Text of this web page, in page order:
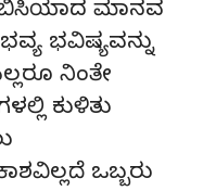
ಬಿಸಿಯಾದ ಮಾನವ
ಭವಿಷ್ಯವನ್ನು
ನಿಂತೇ
ಕುಳಿತು
ಒಬ್ಬರು